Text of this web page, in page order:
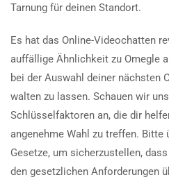
Tarnung für deinen Standort.
Es hat das Online-Videochatten
auffällige Ähnlichkeit zu Omegle
bei der Auswahl deiner nächsten
walten zu lassen. Schauen wir
Schlüsselfaktoren an, die dir
angenehme Wahl zu treffen. Bitte
Gesetze, um sicherzustellen,
den gesetzlichen Anforderungen